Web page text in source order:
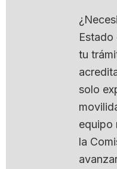
tu
solo
equipo
la